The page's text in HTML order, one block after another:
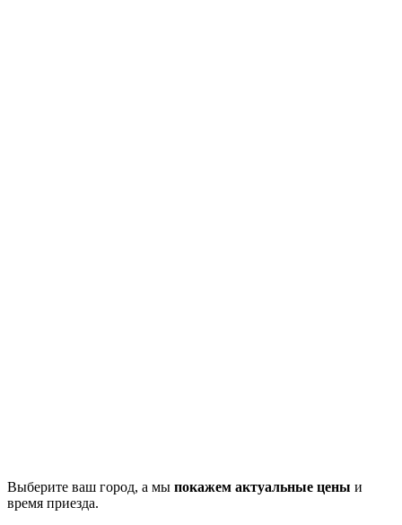
Выберите ваш город, а мы покажем актуальные цены и
время приезда.